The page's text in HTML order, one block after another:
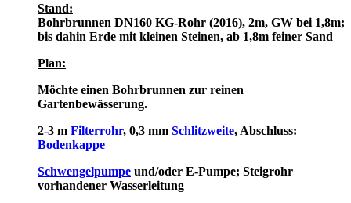
Stand:
Bohrbrunnen DN160 KG-Rohr (2016), 2m, GW bei 1,8m;
bis dahin Erde mit kleinen Steinen, ab 1,8m feiner Sand
Plan:
Möchte einen Bohrbrunnen zur reinen
Gartenbewässerung.
2-3 m Filterrohr, 0,3 mm Schlitzweite, Abschluss:
Bodenkappe
Schwengelpumpe und/oder E-Pumpe; Steigrohr
vorhandener Wasserleitung